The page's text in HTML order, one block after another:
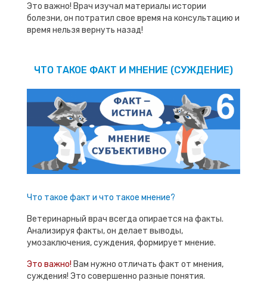
Это важно! Врач изучал материалы истории
болезни, он потратил свое время на консультацию и
время нельзя вернуть назад!
ЧТО ТАКОЕ ФАКТ И МНЕНИЕ (СУЖДЕНИЕ)
Что такое факт и что такое мнение?
Ветеринарный врач всегда опирается на факты.
Анализируя факты, он делает выводы,
умозаключения, суждения, формирует мнение.
Это важно! Вам нужно отличать факт от мнения,
суждения! Это совершенно разные понятия.